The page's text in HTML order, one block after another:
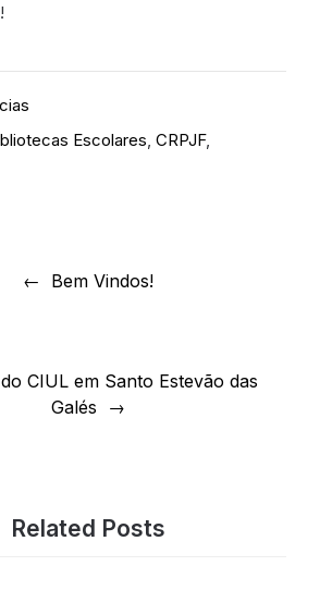
Escolares,CRPJF,
Bem Vindos!
CIUL em Santo Estevão das
Galés
Related Posts